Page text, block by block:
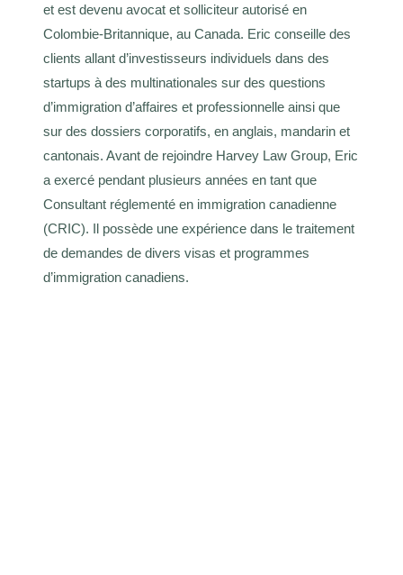
et est devenu avocat et solliciteur autorisé en
Colombie-Britannique, au Canada. Eric conseille des
clients allant d’investisseurs individuels dans des
startups à des multinationales sur des questions
d’immigration d’affaires et professionnelle ainsi que
sur des dossiers corporatifs, en anglais, mandarin et
cantonais. Avant de rejoindre Harvey Law Group, Eric
a exercé pendant plusieurs années en tant que
Consultant réglementé en immigration canadienne
(CRIC). Il possède une expérience dans le traitement
de demandes de divers visas et programmes
d’immigration canadiens.